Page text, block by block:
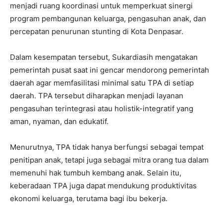
menjadi ruang koordinasi untuk memperkuat sinergi
program pembangunan keluarga, pengasuhan anak, dan
percepatan penurunan stunting di Kota Denpasar.
Dalam kesempatan tersebut, Sukardiasih mengatakan
pemerintah pusat saat ini gencar mendorong pemerintah
daerah agar memfasilitasi minimal satu TPA di setiap
daerah. TPA tersebut diharapkan menjadi layanan
pengasuhan terintegrasi atau holistik-integratif yang
aman, nyaman, dan edukatif.
Menurutnya, TPA tidak hanya berfungsi sebagai tempat
penitipan anak, tetapi juga sebagai mitra orang tua dalam
memenuhi hak tumbuh kembang anak. Selain itu,
keberadaan TPA juga dapat mendukung produktivitas
ekonomi keluarga, terutama bagi ibu bekerja.